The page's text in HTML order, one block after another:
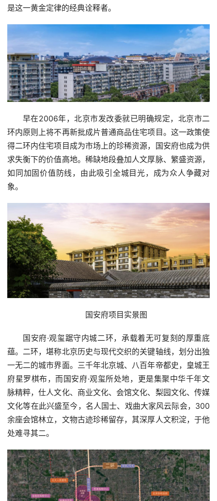
是这一黄金定律的经典诠释者。
早在2006年，北京市发改委就已明确规定，北京市二
环内原则上将不再新批成片普通商品住宅项目。这一政策使
得二环内住宅项目成为市场上的珍稀资源，国安府也成为供
求失衡下的价值高地。稀缺地段叠加人文厚脉、繁盛资源，
如同加固价值防线，由此吸引全城目光，成为众人争藏对
象。
国安府项目实景图
国安府·观玺踞守内城二环，承载着无可复刻的厚重底
蕴。二环，堪称北京历史与现代交织的关键轴线，划分出独
一无二的城市界面。三千年北京城、八百年帝都史，皇城王
府星罗棋布，而国安府·观玺所处地，更是集聚中华千年文
脉精粹，仕人文化、商业文化、会馆文化、梨园文化、传媒
文化等在此兴盛至今，名人国士、戏曲大家风云际会，300
余座会馆林立，文物古迹珍稀留存，其深厚人文积淀，于他
处难寻其二。